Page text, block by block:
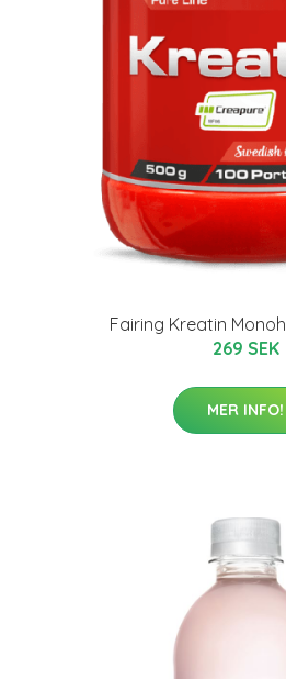
Fairing Kreatin
269 SEK
MER INFO!